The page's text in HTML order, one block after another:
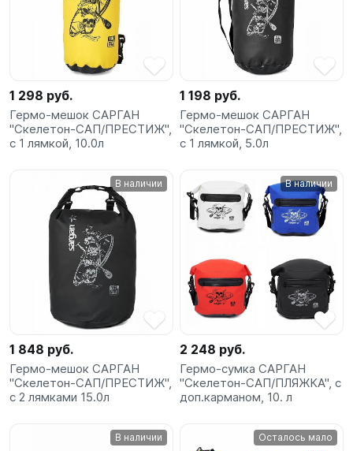
1 298 руб.
Гермо-мешок САРГАН
"Скелетон-САП/ПРЕСТИЖ",
с 1 лямкой, 10.0л
1 198 руб.
Гермо-мешок САРГАН
"Скелетон-САП/ПРЕСТИЖ",
с 1 лямкой, 5.0л
В наличии
1 848 руб.
Гермо-мешок САРГАН
"Скелетон-САП/ПРЕСТИЖ",
с 2 лямками 15.0л
В наличии
2 248 руб.
Гермо-сумка САРГАН
"Скелетон-САП/ПЛЯЖКА", с
доп.карманом, 10. л
В наличии Осталось мало